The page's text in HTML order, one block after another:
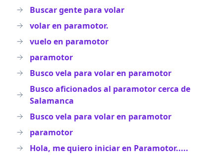
Buscar gente para volar
volar en paramotor.
vuelo en paramotor
paramotor
Busco vela para volar en paramotor
Busco aficionados al paramotor cerca de
Salamanca
Busco vela para volar en paramotor
paramotor
Hola, me quiero iniciar en Paramotor.....